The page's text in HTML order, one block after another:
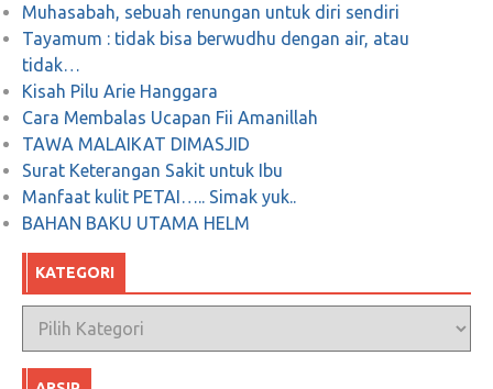
April 23, 2018 0
Muhasabah, sebuah renungan untuk diri sendiri
Tayamum : tidak bisa berwudhu dengan air, atau
tidak…
Kisah Pilu Arie Hanggara
Cara Membalas Ucapan Fii Amanillah
TAWA MALAIKAT DIMASJID
Surat Keterangan Sakit untuk Ibu
Manfaat kulit PETAI….. Simak yuk..
BAHAN BAKU UTAMA HELM
KATEGORI
Kategori